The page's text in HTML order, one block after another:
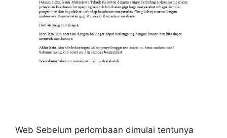
Web Sebelum perlombaan dimulai tentunya